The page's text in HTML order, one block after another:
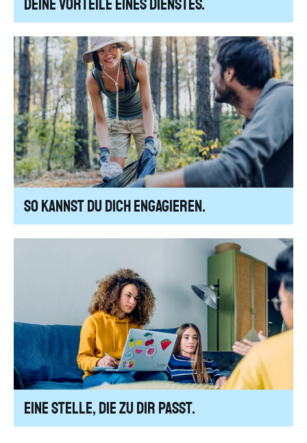
Deine Vorteile eines Dienstes.
So kannst Du dich engagieren.
Eine Stelle, die zu dir passt.